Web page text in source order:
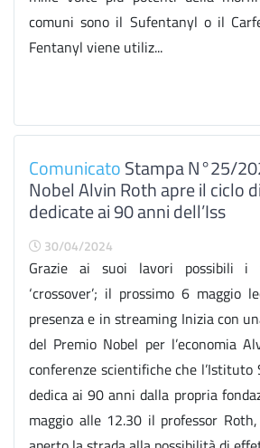
comuni sono il Sufentanyl o il
Fentanyl viene utiliz...
ComunicatoStampa N°25/
Nobel Alvin Roth apre il ciclo
dedicate ai 90 anni dell’Iss
30/04/2024
Grazie ai suoi lavori possibili i
‘crossover’; il prossimo 6 maggio
presenza e in streaming Inizia con
del Premio Nobel per l’economia
conferenze scientifiche che l’Istituto
dedica ai 90 anni dalla propria
maggio alle 12.30 il professor